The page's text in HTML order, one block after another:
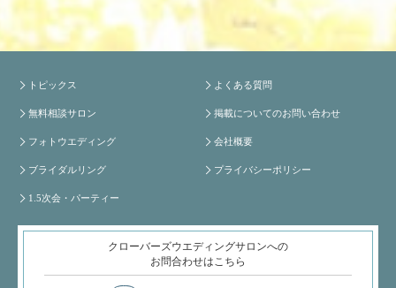
トピックス
無料相談サロン
フォトウエディング
ブライダルリング
1.5次会・パーティー
よくある質問
掲載についてのお問い合わせ
会社概要
プライバシーポリシー
クローバーズウエディングサロンへの
お問合わせはこちら